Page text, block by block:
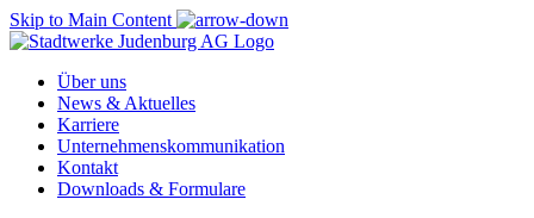
Skip to Main Content
Über uns
News & Aktuelles
Karriere
Unternehmenskommunikation
Kontakt
Downloads & Formulare